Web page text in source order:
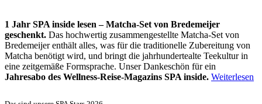
1 Jahr SPA inside lesen – Matcha-Set von Bredemeijer
geschenkt. Das hochwertig zusammengestellte Matcha-Set von
Bredemeijer enthält alles, was für die traditionelle Zubereitung von
Matcha benötigt wird, und bringt die jahrhundertealte Teekultur in
eine zeitgemäße Formsprache. Unser Dankeschön für ein
Jahresabo des Wellness-Reise-Magazins SPA inside. Weiterlesen